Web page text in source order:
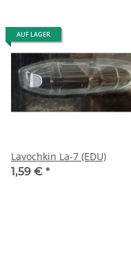
AUF LAGER
Lavochkin La-7 (EDU)
1,59 € *